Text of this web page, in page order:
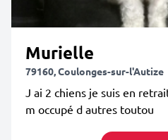
Murielle
79160, Coulonges-sur-l'Autize
J ai 2 chiens je suis en
m occupé d autres toutou